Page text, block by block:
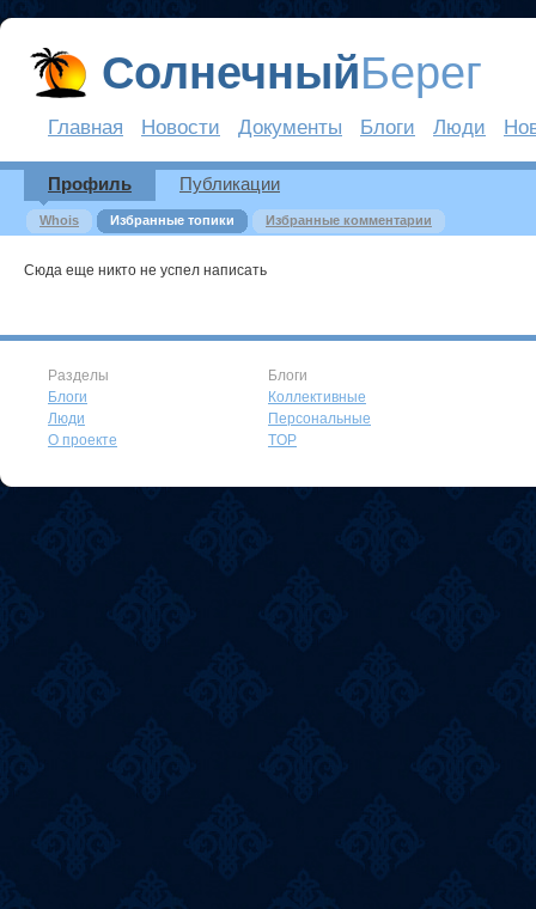
СолнечныйБерег
Главная Новости Документы Блоги Люди
Профиль
Whois Избранные топики Избранные комментарии
Публикации
Сюда еще никто не успел написать
Разделы
Блоги
Люди
О проекте
Блоги
Коллективные
Персональные
TOP